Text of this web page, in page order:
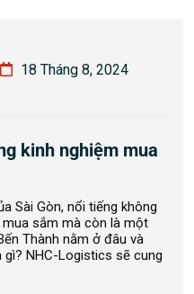
18 Tháng 8, 2024
kinh nghiệm mua
Sài Gòn, nổi tiếng không
sắm mà còn là một
Thành nằm ở đâu và
NHC-Logistics sẽ cung